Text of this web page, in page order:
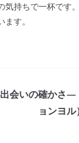
持ちで一杯です
す。
出会いの確かさ―
ョンヨ